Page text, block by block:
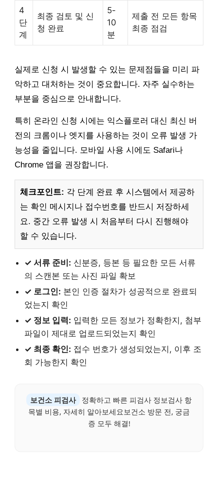
4
단
계
최종 검토 및 신
청 완료
5-
10
분
제출 전 모든 항목
최종 점검
실제로 신청 시 발생할 수 있는 문제점들을 미리 파
악하고 대처하는 것이 중요합니다. 자주 실수하는
부분을 중심으로 안내합니다.
특히 온라인 신청 시에는 익스플로러 대신 최신 버
전의 크롬이나 엣지를 사용하는 것이 오류 발생 가
능성을 줄입니다. 모바일 사용 시에도 Safari나
Chrome 앱을 권장합니다.
체크포인트: 각 단계 완료 후 시스템에서 제공하
는 확인 메시지나 접수번호를 반드시 저장하세
요. 중간 오류 발생 시 처음부터 다시 진행해야
할 수 있습니다.
✓ 서류 준비: 신분증, 등본 등 필요한 모든 서류
의 스캔본 또는 사진 파일 확보
✓ 로그인: 본인 인증 절차가 성공적으로 완료되
었는지 확인
✓ 정보 입력: 입력한 모든 정보가 정확한지, 첨부
파일이 제대로 업로드되었는지 확인
✓ 최종 확인: 접수 번호가 생성되었는지, 이후 조
회 가능한지 확인
보건소 피검사
정확하고 빠른 피검사 정보검사 항
목별 비용, 자세히 알아보세요보건소 방문 전, 궁금
증 모두 해결!